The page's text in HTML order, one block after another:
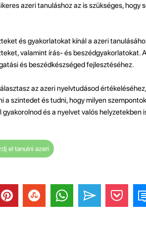
azeri tanuláshoz az is szükséges, hogy
és gyakorlatokat kínál a azeri
valamint írás- és beszédgyakorlatokat.
és beszédkészséged fejlesztéséhez.
az azeri nyelvtudásod
a szintedet és tudni, hogy milyen
és a nyelvet valós helyzetekben
el tanulni azeri